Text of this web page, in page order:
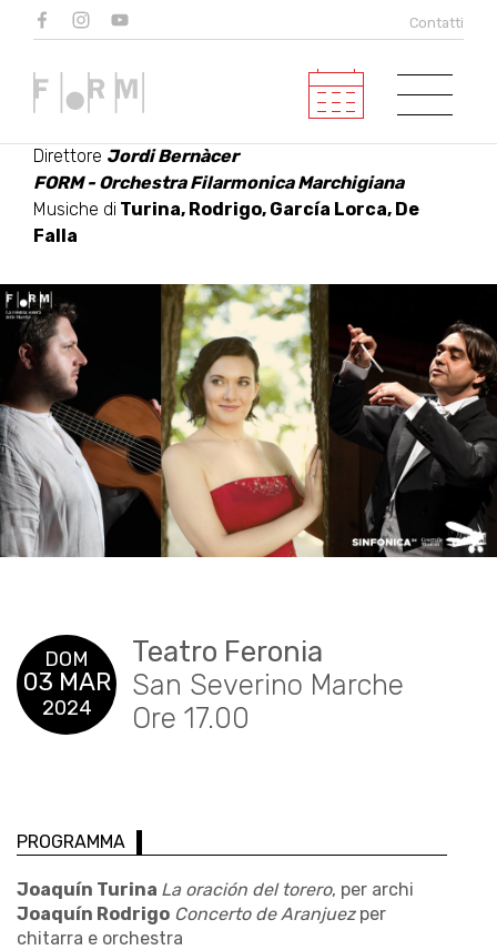
Contatti
ESPAÑA
Mezzosoprano
Direttore Jordi Bernàcer
FORM - Orchestra Filarmonica Marchigiana
Musiche di Turina, Rodrigo, García Lorca, De
Falla
DOM
03 MAR
2024
Teatro Feronia
San Severino Marche
Ore 17.00
PROGRAMMA
Joaquín Turina La oración del torero, per archi
Joaquín Rodrigo Concerto de Aranjuezper
chitarra e orchestra